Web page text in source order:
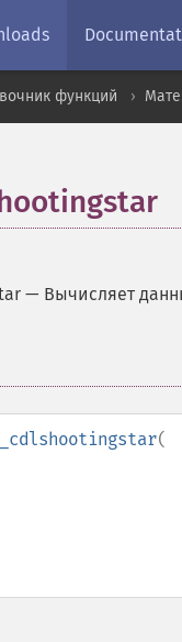
функций
— Вычисляет
(